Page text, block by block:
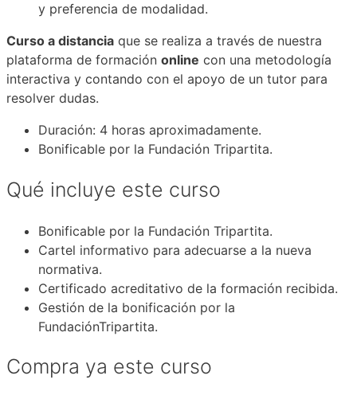
y preferencia de modalidad.
Curso a distancia que se realiza a través de nuestra
plataforma de formación online con una metodología
interactiva y contando con el apoyo de un tutor para
resolver dudas.
Duración: 4 horas aproximadamente.
Bonificable por la Fundación Tripartita.
Qué incluye este curso
Bonificable por la Fundación Tripartita.
Cartel informativo para adecuarse a la nueva
normativa.
Certificado acreditativo de la formación recibida.
Gestión de la bonificación por la
FundaciónTripartita.
Compra ya este curso